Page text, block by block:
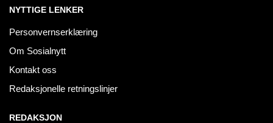
NYTTIGE LENKER
Personvernserklæring
Om Sosialnytt
Kontakt oss
Redaksjonelle retningslinjer
REDAKSJON